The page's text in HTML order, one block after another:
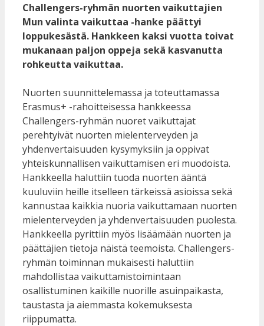
Challengers-ryhmän nuorten vaikuttajien
Mun valinta vaikuttaa -hanke päättyi
loppukesästä. Hankkeen kaksi vuotta toivat
mukanaan paljon oppeja sekä kasvanutta
rohkeutta vaikuttaa.
Nuorten suunnittelemassa ja toteuttamassa
Erasmus+ -rahoitteisessa hankkeessa
Challengers-ryhmän nuoret vaikuttajat
perehtyivät nuorten mielenterveyden ja
yhdenvertaisuuden kysymyksiin ja oppivat
yhteiskunnallisen vaikuttamisen eri muodoista.
Hankkeella haluttiin tuoda nuorten ääntä
kuuluviin heille itselleen tärkeissä asioissa sekä
kannustaa kaikkia nuoria vaikuttamaan nuorten
mielenterveyden ja yhdenvertaisuuden puolesta.
Hankkeella pyrittiin myös lisäämään nuorten ja
päättäjien tietoja näistä teemoista. Challengers-
ryhmän toiminnan mukaisesti haluttiin
mahdollistaa vaikuttamistoimintaan
osallistuminen kaikille nuorille asuinpaikasta,
taustasta ja aiemmasta kokemuksesta
riippumatta.